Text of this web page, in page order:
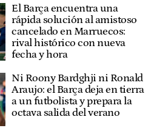
El Barça encuentra una
rápida solución al amistoso
cancelado en Marruecos:
rival histórico con nueva
fecha y hora
Ni Roony Bardghji ni Ronald
Araujo: el Barça deja en tierra
a un futbolista y prepara la
octava salida del verano